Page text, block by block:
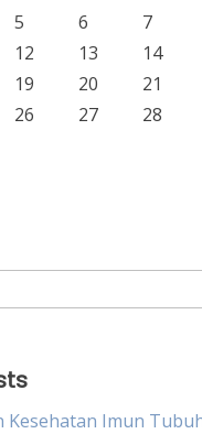
5 6 7
12 13 14
19 20 21
26 27 28
Kesehatan Imun